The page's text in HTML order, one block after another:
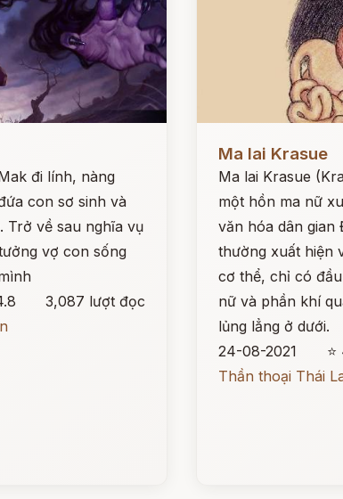
đi lính, nàng
con sơ sinh và
Trở về sau nghĩa vụ
vợ con sống
3,087 lượt đọc
Ma lai Krasue
Ma lai Krasue
một hồn ma nữ
văn hóa dân gian
thường xuất hiện
cơ thể, chỉ có
nữ và phần khí
lủng lẳng ở dưới.
24-08-2021
Thần thoại Thái